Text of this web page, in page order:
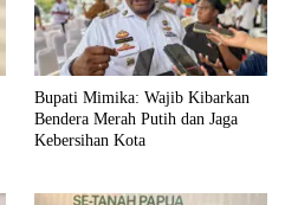
Bupati Mimika: Wajib Kibarkan
Bendera Merah Putih dan Jaga
Kebersihan Kota